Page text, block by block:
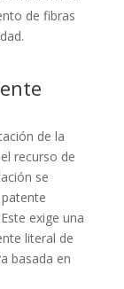
de fibras
de la
recurso de
se
exige una
literal de
basada en